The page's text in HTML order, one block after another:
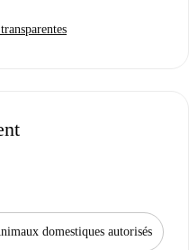
domestiques autorisés